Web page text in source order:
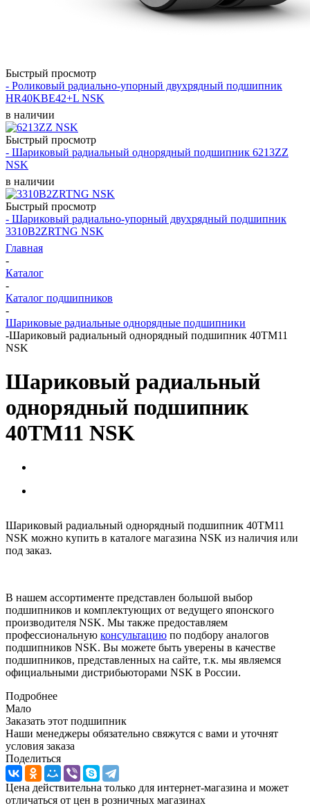
Быстрый просмотр
- Роликовый радиально-упорный двухрядный подшипник
HR40KBE42+L NSK
в наличии
Быстрый просмотр
- Шариковый радиальный однорядный подшипник 6213ZZ
NSK
в наличии
Быстрый просмотр
- Шариковый радиально-упорный двухрядный подшипник
3310B2ZRTNG NSK
Главная
-
Каталог
-
Каталог подшипников
-
Шариковые радиальные однорядные подшипники
-Шариковый радиальный однорядный подшипник 40TM11
NSK
Шариковый радиальный
однорядный подшипник
40TM11 NSK
Шариковый радиальный однорядный подшипник 40TM11
NSK можно купить в каталоге магазина NSK из наличия или
под заказ.
В нашем ассортименте представлен большой выбор
подшипников и комплектующих от ведущего японского
производителя NSK. Мы также предоставляем
профессиональную консультацию по подбору аналогов
подшипников NSK. Вы можете быть уверены в качестве
подшипников, представленных на сайте, т.к. мы являемся
официальными дистрибьюторами NSK в России.
Подробнее
Мало
Заказать этот подшипник
Наши менеджеры обязательно свяжутся с вами и уточнят
условия заказа
Поделиться
Цена действительна только для интернет-магазина и может
отличаться от цен в розничных магазинах